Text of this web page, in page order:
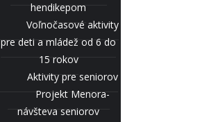
hendikepom
Voľnočasové aktivity
pre deti a mládež od 6 do
15 rokov
Aktivity pre seniorov
Projekt Menora-
návšteva seniorov